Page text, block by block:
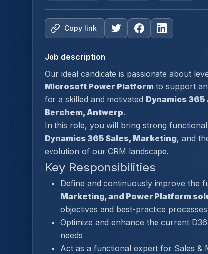
Copy link
Job description
Our ideal candidate is passionate about
Microsoft Power Platform to support
for a skilled and motivated Dynamics 365
Berchem, Antwerp.
Dynamics 365 Sales, Marketing, and
evolution of our CRM landscape.
Key Responsibilities
Define and continuously improve the
Marketing, and Power Platform
objectives and best-practice processes
Optimize and enhance the current
needs
Act as a functional expert for Sales &